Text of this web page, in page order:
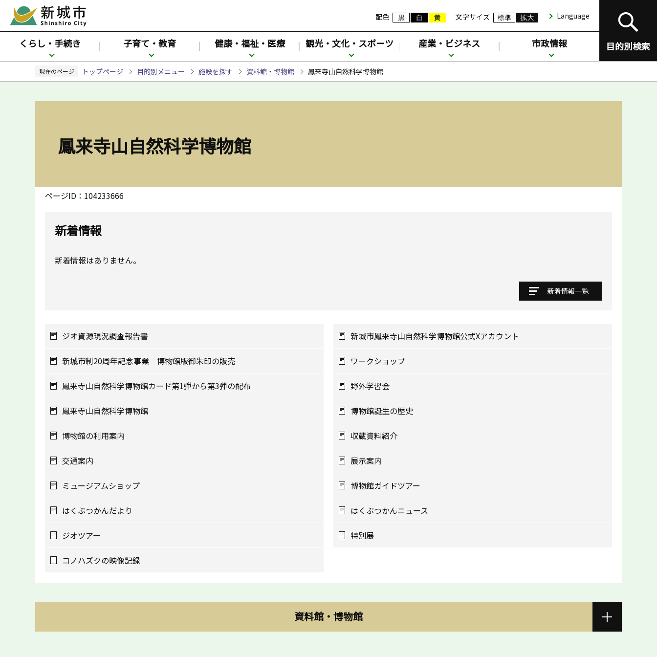
ペ
ジ
先
配色 文字サイズ Language
目的別検索
くらし・手続き 子育て・教育 健康・福祉・医療 観光・文化・スポーツ 産業・ビジネス 市政情報
現在のページ トップページ 目的別メニュー 施設を探す 資料館・博物館 鳳来寺山自然科学博物館
鳳来寺山自然科学博物館
ページID：104233666
新着情報
新着情報はありません。
新着情報一覧
ジオ資源現況調査報告書 新城市鳳来寺山自然科学博物館公式Xアカウント
新城市制20周年記念事業 博物館版御朱印の販売 ワークショップ
鳳来寺山自然科学博物館カード第1弾から第3弾の配布 野外学習会
鳳来寺山自然科学博物館 博物館誕生の歴史
博物館の利用案内 収蔵資料紹介
交通案内 展示案内
ミュージアムショップ 博物館ガイドツアー
はくぶつかんだより はくぶつかんニュース
ジオツアー 特別展
コノハズクの映像記録
資料館・博物館